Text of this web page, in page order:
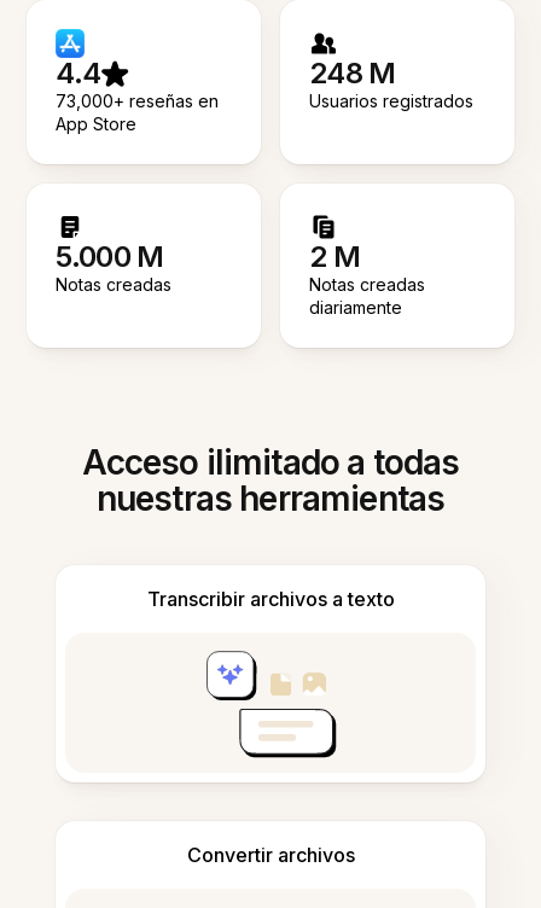
4.4
73,000+ reseñas en
App Store
248 M
Usuarios registrados
5.000 M
Notas creadas
2 M
Notas creadas
diariamente
Acceso ilimitado a todas
nuestras herramientas
Transcribir archivos a texto
Convertir archivos